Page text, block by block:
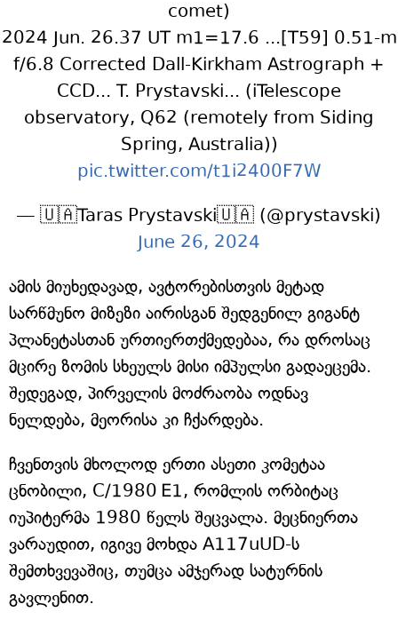
comet)
2024 Jun. 26.37 UT m1=17.6 ...[T59] 0.51-m
f/6.8 Corrected Dall-Kirkham Astrograph +
CCD... T. Prystavski... (iTelescope
observatory, Q62 (remotely from Siding
Spring, Australia))
pic.twitter.com/t1i2400F7W
— 🇺🇦Taras Prystavski🇺🇦 (@prystavski)
June 26, 2024
ამის მიუხედავად, ავტორებისთვის მეტად
სარწმუნო მიზეზი აირისგან შედგენილ გიგანტ
პლანეტასთან ურთიერთქმედებაა, რა დროსაც
მცირე ზომის სხეულს მისი იმპულსი გადაეცემა.
შედეგად, პირველის მოძრაობა ოდნავ
ნელდება, მეორისა კი ჩქარდება.
ჩვენთვის მხოლოდ ერთი ასეთი კომეტაა
ცნობილი, C/1980 E1, რომლის ორბიტაც
იუპიტერმა 1980 წელს შეცვალა. მეცნიერთა
ვარაუდით, იგივე მოხდა A117uUD-ს
შემთხვევაშიც, თუმცა ამჯერად სატურნის
გავლენით.